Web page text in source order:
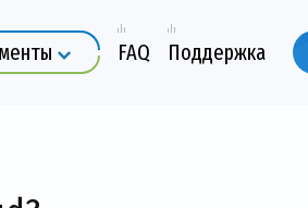
FAQ Поддержка